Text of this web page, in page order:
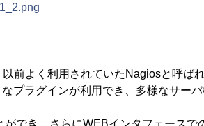
前よく利用されていたNagiosと呼ば
プラグインが利用でき、多様なサー
でき、さらにWEBインタフェースで